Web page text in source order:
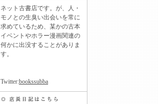
ネット古書店です。が、人・
モノとの生臭い出会いを常に
求めているため、某かの古本
イベントやホラー漫画関連の
何かに出没することがありま
す。
Twitter:bookssubba